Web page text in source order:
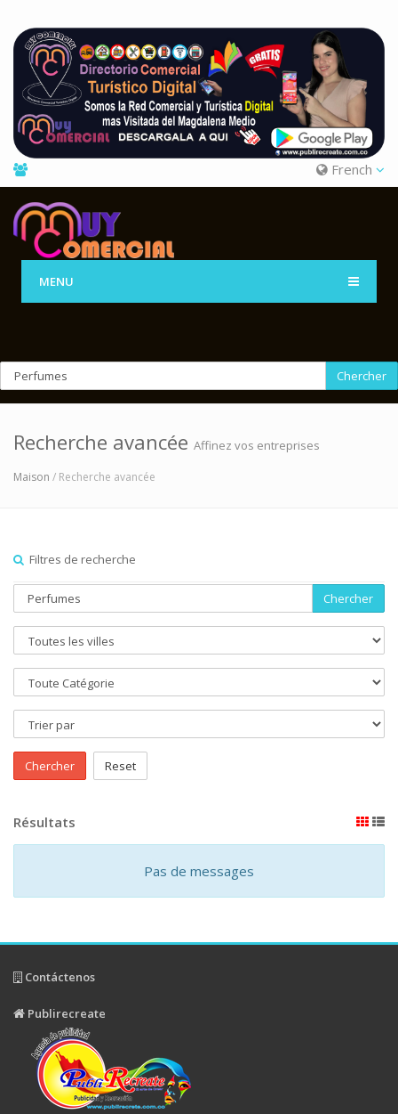
French
MENU
Chercher
Recherche avancée Affinez vos entreprises
Maison / Recherche avancée
Filtres de recherche
Chercher
Chercher Reset
Résultats
Pas de messages
Contáctenos
Publirecreate